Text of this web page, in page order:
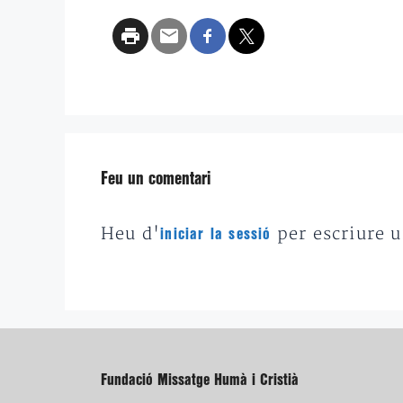
Feu un comentari
Heu d'iniciar la sessió per escriure
Fundació Missatge Humà i Cristià